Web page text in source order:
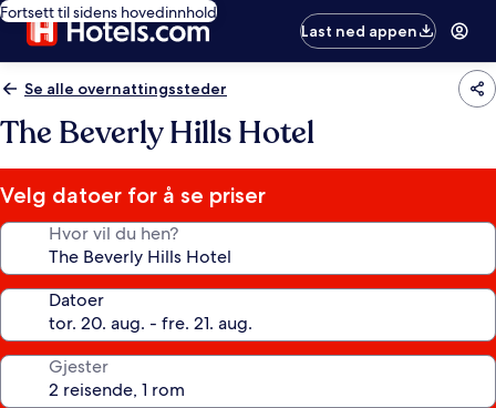
Fortsett til sidens hovedinnhold
Last ned appen
Se alle overnattingssteder
The Beverly Hills Hotel
Velg datoer for å se priser
Hvor vil du hen?
Datoer
Gjester